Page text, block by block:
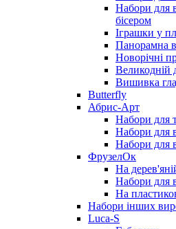
Набори для
бісером
Іграшки у
Панорамна
Новорічні
Великодній
Вишивка
Butterfly
Абрис-Арт
Набори для
Набори для
Набори для
ФрузелОк
На
Набори для
На
Набори інших
Luca-S